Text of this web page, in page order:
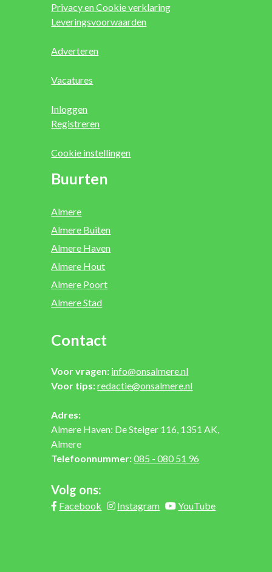
Privacy en Cookie verklaring
Leveringsvoorwaarden
Adverteren
Vacatures
Inloggen
Registreren
Cookie instellingen
Buurten
Almere
Almere Buiten
Almere Haven
Almere Hout
Almere Poort
Almere Stad
Contact
Voor vragen: info@onsalmere.nl
Voor tips:redactie@onsalmere.nl
Adres:
Almere Haven: De Steiger 116, 1351 AK,
Almere
Telefoonnummer:085 - 080 51 96
Volg ons:
Facebook Instagram YouTube